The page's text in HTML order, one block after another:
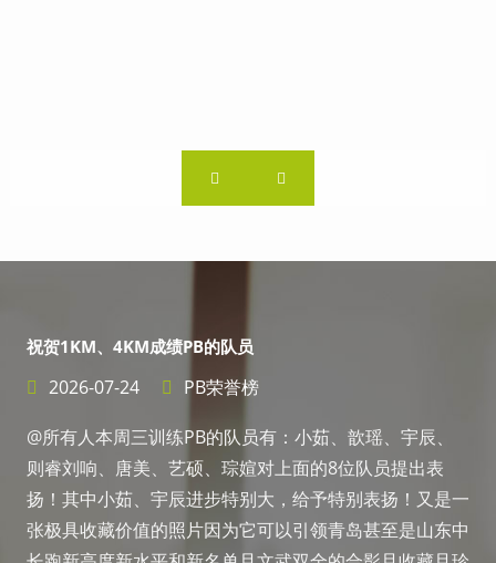
的队员
荣誉榜
的队员有：小茹、歆瑶、宇辰、
、琮媗对上面的8位队员提出表
步特别大，给予特别表扬！又是一
因为它可以引领青岛甚至是山东中
@所有人本周一训练
7分钟！进步巨大，特
翠绿无边你笔直的树干
将力量向着苍穹舒展乾